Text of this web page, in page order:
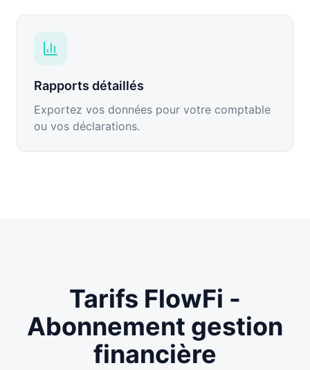
Rapports détaillés
Exportez vos données pour votre comptable
ou vos déclarations.
Tarifs FlowFi -
Abonnement gestion
financière